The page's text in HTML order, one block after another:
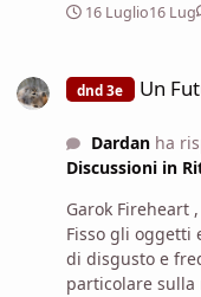
16 Luglio16 Lug
dnd 3e Un
Dardanha
Discussioni in
Garok Fireheart , mezzo gigante combattente psionico
Fisso gli oggetti
di disgusto e
particolare sulla